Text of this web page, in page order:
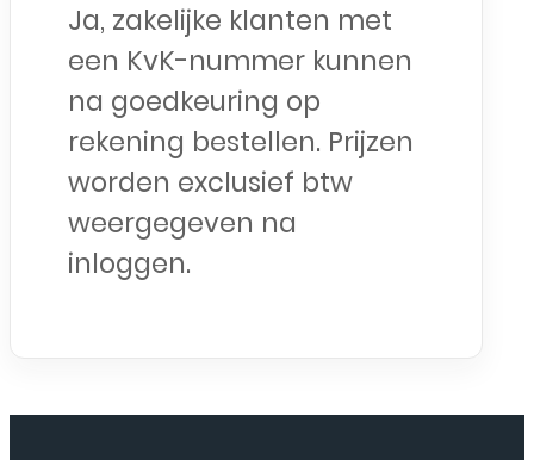
Ja, zakelijke klanten met
een KvK-nummer kunnen
na goedkeuring op
rekening bestellen. Prijzen
worden exclusief btw
weergegeven na
inloggen.